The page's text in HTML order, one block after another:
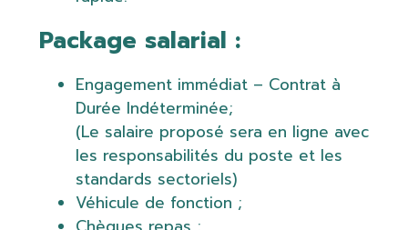
Package salarial :
Engagement immédiat – Contrat à
Durée Indéterminée;
(Le salaire proposé sera en ligne avec
les responsabilités du poste et les
standards sectoriels)
Véhicule de fonction ;